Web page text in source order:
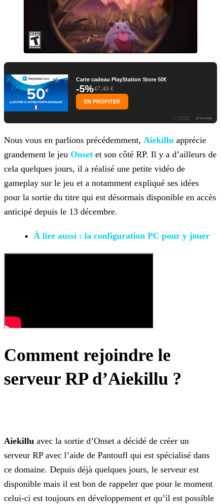
Carte cadeau PlayStation Store 50€
-5%47,49 €
EN PROFITER
Nous vous en parlions précédemment, Aiekillu apprécie
grandement le jeu Onset et son côté RP. Il y a d’ailleurs de
cela quelques jours, il a réalisé une petite vidéo de
gameplay sur le jeu et a notamment expliqué ses idées
pour la sortie du titre qui est désormais disponible en accès
anticipé depuis le 13 décembre.
À lire aussi : la configuration PC pour y jouer
Comment rejoindre le
serveur RP d’Aiekillu ?
Aiekillu avec la sortie d’Onset a décidé de créer un
serveur RP avec l’aide de Pantoufl qui est spécialisé dans
ce domaine. Depuis déjà quelques jours, le serveur est
disponible mais il est bon de rappeler que pour le moment
celui-ci est toujours en développement et qu’il est possible